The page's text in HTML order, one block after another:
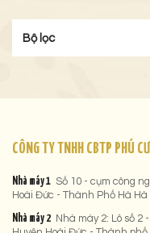
Bộ lọc
CÔNG TY TNHH CBTP PHÚ
Nhà máy 1 Số 10 - cụm công
Hoài Đức - Thành Phố Hà Hà
Nhà máy 2 Nhà máy 2: Lô số 2